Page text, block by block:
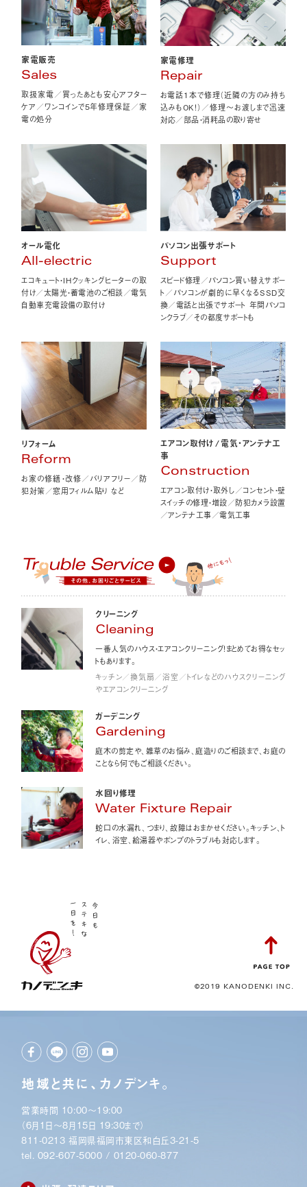
家電販売
Sales
取扱家電／買ったあとも安心アフター
ケア／ワンコインで5年修理保証／家
電の処分
家電修理
Repair
お電話1本で修理（近隣の方のみ持ち
込みもOK！）／修理〜お渡しまで迅速
対応／部品・消耗品の取り寄せ
オール電化
All-electric
エコキュート・IHクッキングヒーターの取
付け／太陽光・蓄電池のご相談／電気
自動車充電設備の取付け
パソコン出張サポート
Support
スピード修理／パソコン買い替えサポー
ト／パソコンが劇的に早くなるSSD交
換／電話と出張でサポート 年間パソコ
ンクラブ／その都度サポートも
リフォーム
Reform
お家の修繕・改修／バリアフリー／防
犯対策／窓用フィルム貼り など
エアコン取付け/電気・アンテナ工
事
Construction
エアコン取付け・取外し／コンセント・壁
スイッチの修理・増設／防犯カメラ設置
／アンテナ工事／電気工事
クリーニング
Cleaning
一番人気のハウス・エアコンクリーニング！まとめてお得なセッ
トもあります。
キッチン／換気扇／浴室／トイレなどのハウスクリーニング
やエアコンクリーニング
ガーデニング
Gardening
庭木の剪定や、雑草のお悩み、庭造りのご相談まで、お庭の
ことなら何でもご相談ください。
水回り修理
Water Fixture Repair
蛇口の水漏れ、つまり、故障はおまかせください。キッチン、ト
イレ、浴室、給湯器やポンプのトラブルも対応します。
©2019 KANODENKI INC.
地域と共に、カノデンキ。
営業時間 10:00〜19:00
（6月1日〜8月15日 19:30まで）
811-0213 福岡県福岡市東区和白丘3-21-5
tel. 092-607-5000 / 0120-060-877